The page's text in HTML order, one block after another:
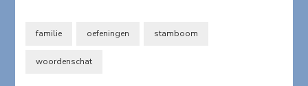
familie oefeningen stamboom
woordenschat